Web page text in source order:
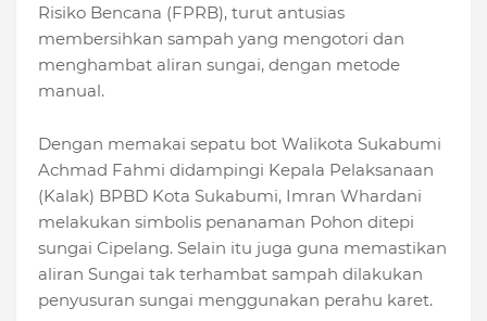
Risiko Bencana (FPRB), turut antusias
membersihkan sampah yang mengotori dan
menghambat aliran sungai, dengan metode
manual.
Dengan memakai sepatu bot Walikota Sukabumi
Achmad Fahmi didampingi Kepala Pelaksanaan
(Kalak) BPBD Kota Sukabumi, Imran Whardani
melakukan simbolis penanaman Pohon ditepi
sungai Cipelang. Selain itu juga guna memastikan
aliran Sungai tak terhambat sampah dilakukan
penyusuran sungai menggunakan perahu karet.